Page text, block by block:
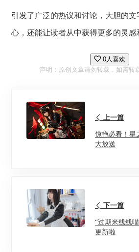
引发了广泛的热议和讨论，大胆的
心，还能让读者从中获得更多的灵感
0人喜欢
声明：原创文章请勿转载，如需转
上一篇
惊艳必看！星
大放送
下一篇
“过期米线线
更新啦